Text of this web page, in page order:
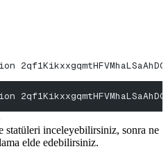
statüleri inceleyebilirsiniz, sonra ne
elde edebilirsiniz.